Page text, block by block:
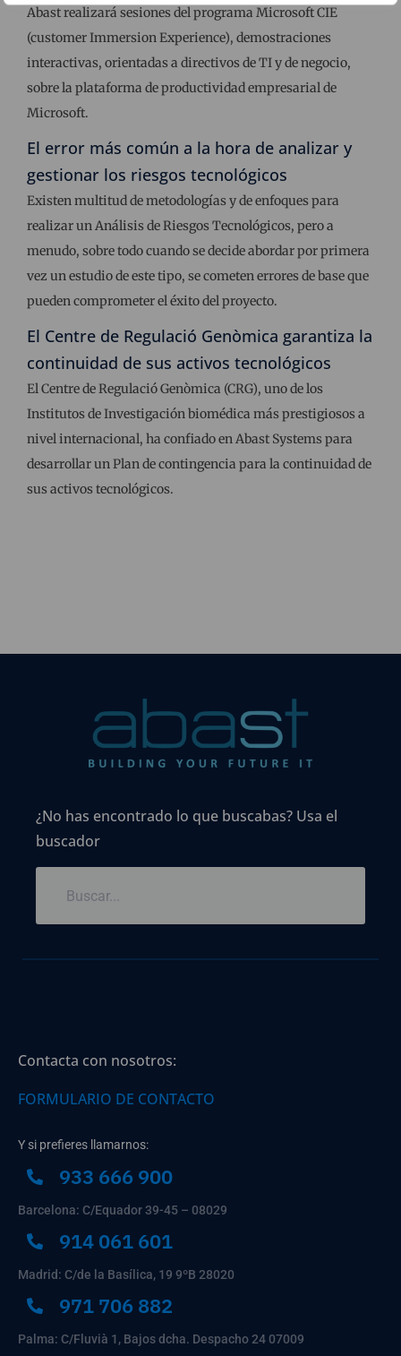
Abast realizará sesiones del programa Microsoft CIE
(customer Immersion Experience), demostraciones
interactivas, orientadas a directivos de TI y de negocio,
sobre la plataforma de productividad empresarial de
Microsoft.
El error más común a la hora de analizar y
gestionar los riesgos tecnológicos
Existen multitud de metodologías y de enfoques para
realizar un Análisis de Riesgos Tecnológicos, pero a
menudo, sobre todo cuando se decide abordar por primera
vez un estudio de este tipo, se cometen errores de base que
pueden comprometer el éxito del proyecto.
El Centre de Regulació Genòmica garantiza la
continuidad de sus activos tecnológicos
El Centre de Regulació Genòmica (CRG), uno de los
Institutos de Investigación biomédica más prestigiosos a
nivel internacional, ha confiado en Abast Systems para
desarrollar un Plan de contingencia para la continuidad de
sus activos tecnológicos.
¿No has encontrado lo que buscabas? Usa el
buscador
Contacta con nosotros:
FORMULARIO DE CONTACTO
Y si prefieres llamarnos:
933 666 900
Barcelona: C/Equador 39-45 – 08029
914 061 601
Madrid: C/de la Basílica, 19 9ºB 28020
971 706 882
Palma: C/Fluvià 1, Bajos dcha. Despacho 24 07009